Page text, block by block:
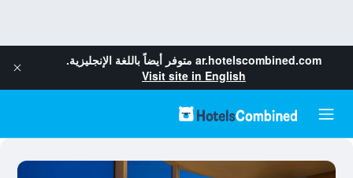
ar.hotelscombined.com متوفر أيضاً باللغة الإنجليزية.
Visit site in English